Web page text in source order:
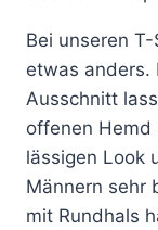
Bei unseren
etwas anders.
Ausschnitt
offenen Hemd
lässigen Look
Männern sehr
mit Rundhals